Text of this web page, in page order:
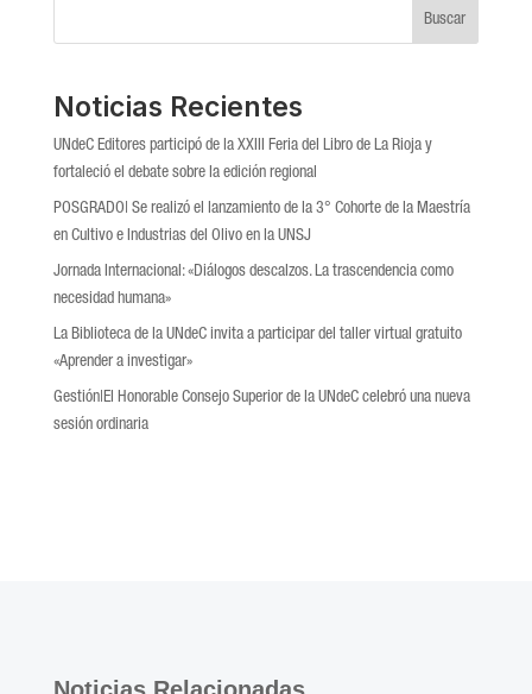
Buscar
Noticias Recientes
UNdeC Editores participó de la XXIII Feria del Libro de La Rioja y
fortaleció el debate sobre la edición regional
POSGRADO| Se realizó el lanzamiento de la 3° Cohorte de la Maestría
en Cultivo e Industrias del Olivo en la UNSJ
Jornada Internacional: «Diálogos descalzos. La trascendencia como
necesidad humana»
La Biblioteca de la UNdeC invita a participar del taller virtual gratuito
«Aprender a investigar»
Gestión|El Honorable Consejo Superior de la UNdeC celebró una nueva
sesión ordinaria